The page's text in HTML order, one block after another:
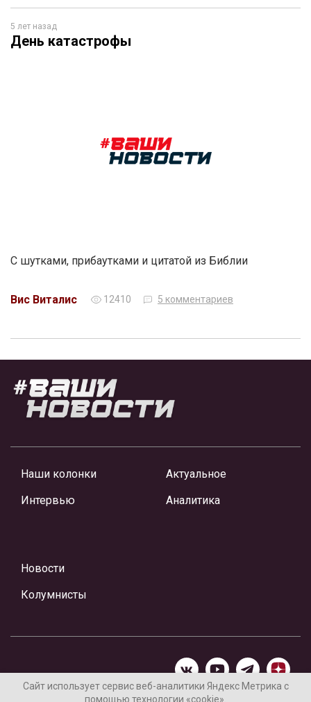
5 лет назад
День катастрофы
С шутками, прибаутками и цитатой из Библии
Вис Виталис 12410 5 комментариев
Наши колонки
Интервью
Актуальное
Аналитика
Новости
Колумнисты
Сайт использует сервис веб-аналитики Яндекс Метрика с
помощью технологии «cookie».